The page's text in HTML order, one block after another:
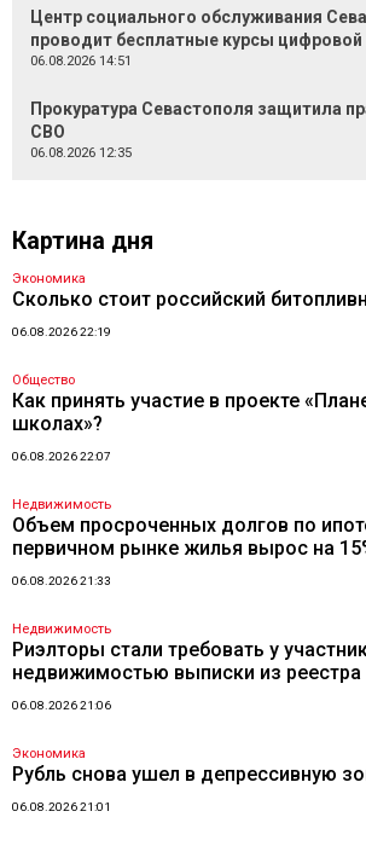
Центр социального обслуживания
проводит бесплатные курсы цифровой
06.08.2026 14:51
Прокуратура Севастополя защитила
СВО
06.08.2026 12:35
Картина дня
Экономика
Сколько стоит российский
06.08.2026 22:19
Общество
Как принять участие в проекте
школах»?
06.08.2026 22:07
Недвижимость
Объем просроченных долгов по
первичном рынке жилья вырос на
06.08.2026 21:33
Недвижимость
Риэлторы стали требовать у
недвижимостью выписки из реестра
06.08.2026 21:06
Экономика
Рубль снова ушел в депрессивную
06.08.2026 21:01